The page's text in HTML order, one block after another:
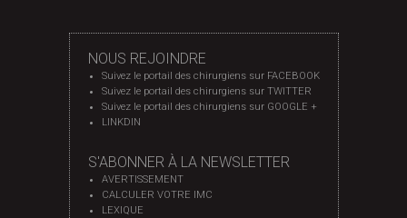
NOUS REJOINDRE
Suivez le portail des chirurgiens sur FACEBOOK
Suivez le portail des chirurgiens sur TWITTER
Suivez le portail des chirurgiens sur GOOGLE +
LINKDIN
S'ABONNER À LA NEWSLETTER
AVERTISSEMENT
CALCULER VOTRE IMC
LEXIQUE